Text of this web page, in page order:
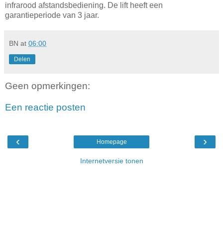
infrarood afstandsbediening. De lift heeft een
garantieperiode van 3 jaar.
BN at 06:00
Delen
Geen opmerkingen:
Een reactie posten
‹ ›
Homepage
Internetversie tonen